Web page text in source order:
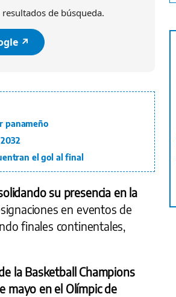
de búsqueda.
↗️
panameño
el gol al final
su presencia en la
en eventos de
finales continentales,
la Basketball Champions
mayo en el Olímpic de